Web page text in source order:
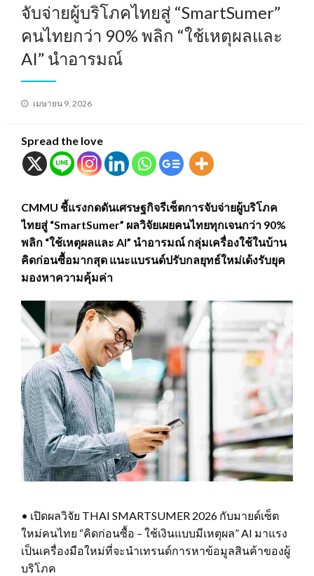
จับจ่ายผู้บริโภคไทยสู่ “SmartSumer”
คนไทยกว่า 90% พลิก “ใช้เหตุผลและ
AI” นำอารมณ์
Posted
เมษายน 9, 2026
Spread the love
CMMU ชี้แรงกดดันเศรษฐกิจรีเซ็ตการจับจ่ายผู้บริโภค
ไทยสู่ “SmartSumer” ผลวิจัยเผยคนไทยทุกเจนกว่า 90%
พลิก “ใช้เหตุผลและ AI” นำอารมณ์ กลุ่มเครื่องใช้ในบ้าน
คิดก่อนซื้อมากสุด แนะแบรนด์ปรับกลยุทธ์ใหม่เด้งรับยุค
มองหาความคุ้มค่า
• เปิดผลวิจัย THAI SMARTSUMER 2026 กับมายด์เซ็ต
ใหม่คนไทย “คิดก่อนซื้อ – ใช้เงินแบบมีเหตุผล” AI มาแรง
เป็นเครื่องมือใหม่ที่จะนำเทรนด์การหาข้อมูลสินค้าของผู้
บริโภค